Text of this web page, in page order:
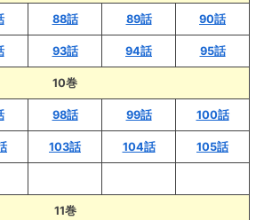
88話 89話 90話
93話 94話 95話
10巻
98話 99話 100話
103話 104話 105話
11巻